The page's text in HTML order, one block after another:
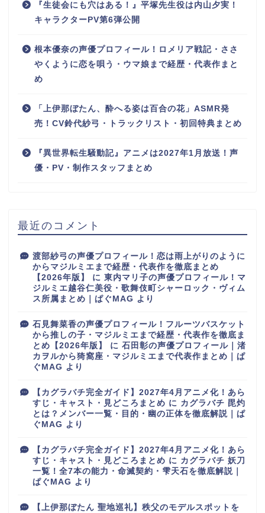
『生徒会にも穴はある！』平塚先生役は内山夕実！
キャラクターPV第6弾公開
根本優奈の声優プロフィール！ロメリア戦記・ささ
やくように恋を唄う・ウマ娘まで経歴・代表作まと
め
「上伊那ぼたん、酔へる姿は百合の花」ASMR発
売！CV鈴代紗弓・トラックリスト・初回特典まとめ
『異世界転生騒動記』アニメは2027年1月放送！声
優・PV・制作スタッフまとめ
最近のコメント
渡部紗弓の声優プロフィール！恋は雨上がりのように
からマジルミエまで経歴・代表作を徹底まとめ
【2026年版】
に 東内マリ子の声優プロフィール！マ
ジルミエ越谷仁美役・歌舞伎町シャーロック・ヴィム
ス所属まとめ｜ぱぐMAG より
石見舞菜香の声優プロフィール！フルーツバスケット
から推しの子・マジルミエまで経歴・代表作を徹底ま
とめ【2026年版】
に 石田彰の声優プロフィール｜渚
カヲルから猗窩座・マジルミエまで代表作まとめ｜ぱ
ぐMAG より
【カグラバチ完全ガイド】2027年4月アニメ化！あら
すじ・キャスト・見どころまとめ に カグラバチ 毘灼
とは？メンバー一覧・目的・幽の正体を徹底解説｜ぱ
ぐMAG より
【カグラバチ完全ガイド】2027年4月アニメ化！あら
すじ・キャスト・見どころまとめ に カグラバチ 妖刀
一覧！全7本の能力・命滅契約・雫天石を徹底解説｜
ぱぐMAG より
【上伊那ぼたん 聖地巡礼】秩父のモデルスポットを